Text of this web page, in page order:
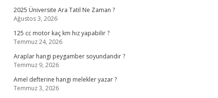
2025 Üniversite Ara Tatil Ne Zaman ?
Ağustos 3, 2026
125 cc motor kaç km hız yapabilir ?
Temmuz 24, 2026
Araplar hangi peygamber soyundandır ?
Temmuz 9, 2026
Amel defterine hangi melekler yazar ?
Temmuz 3, 2026